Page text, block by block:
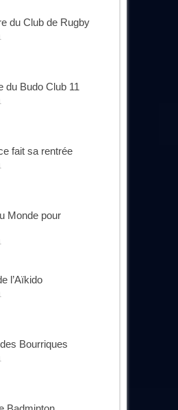
du Club de Rugby
du Budo Club 11
fait sa rentrée
Monde pour
l’Aïkido
Bourriques